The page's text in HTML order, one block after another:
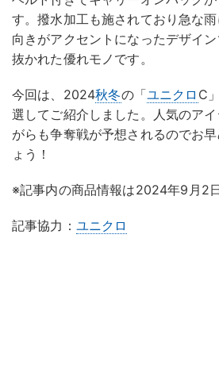
す。撥水加工も施されており急な
向きがアクセントになったデザイ
抜かれた優れモノです。
今回は、2024秋冬の「ユニクロ C
選してご紹介しました。人気のア
がらも争奪戦が予想されるのでお
ょう！
※記事内の商品情報は2024年9月2日
記事協力： ユニクロ